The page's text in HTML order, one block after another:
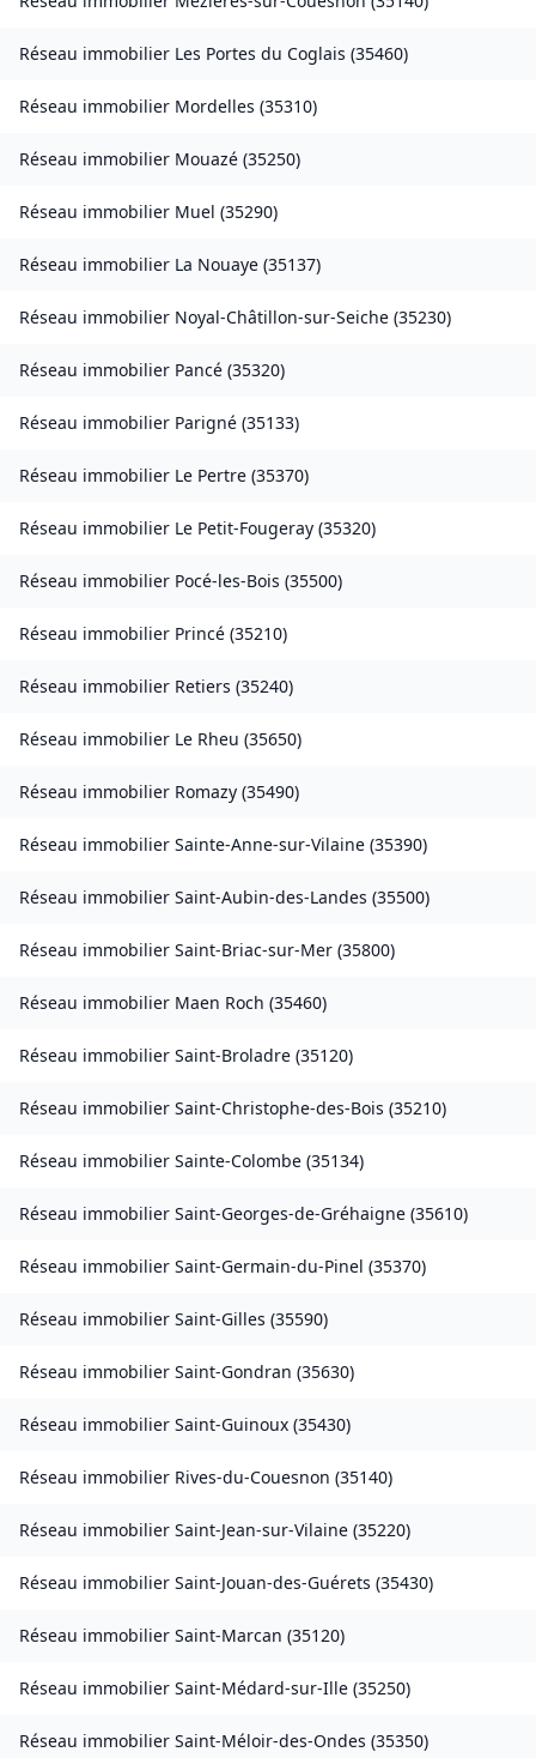
Réseau immobilier Les Portes du Coglais (35460)
Réseau immobilier Mordelles (35310)
Réseau immobilier Mouazé (35250)
Réseau immobilier Muel (35290)
Réseau immobilier La Nouaye (35137)
Réseau immobilier Noyal-Châtillon-sur-Seiche (35230)
Réseau immobilier Pancé (35320)
Réseau immobilier Parigné (35133)
Réseau immobilier Le Pertre (35370)
Réseau immobilier Le Petit-Fougeray (35320)
Réseau immobilier Pocé-les-Bois (35500)
Réseau immobilier Princé (35210)
Réseau immobilier Retiers (35240)
Réseau immobilier Le Rheu (35650)
Réseau immobilier Romazy (35490)
Réseau immobilier Sainte-Anne-sur-Vilaine (35390)
Réseau immobilier Saint-Aubin-des-Landes (35500)
Réseau immobilier Saint-Briac-sur-Mer (35800)
Réseau immobilier Maen Roch (35460)
Réseau immobilier Saint-Broladre (35120)
Réseau immobilier Saint-Christophe-des-Bois (35210)
Réseau immobilier Sainte-Colombe (35134)
Réseau immobilier Saint-Georges-de-Gréhaigne (35610)
Réseau immobilier Saint-Germain-du-Pinel (35370)
Réseau immobilier Saint-Gilles (35590)
Réseau immobilier Saint-Gondran (35630)
Réseau immobilier Saint-Guinoux (35430)
Réseau immobilier Rives-du-Couesnon (35140)
Réseau immobilier Saint-Jean-sur-Vilaine (35220)
Réseau immobilier Saint-Jouan-des-Guérets (35430)
Réseau immobilier Saint-Marcan (35120)
Réseau immobilier Saint-Médard-sur-Ille (35250)
Réseau immobilier Saint-Méloir-des-Ondes (35350)